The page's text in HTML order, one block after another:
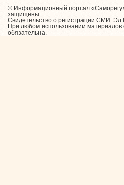
© Информационный портал
защищены.
Свидетельство о регистрации СМИ:
При любом использовании материалов
обязательна.